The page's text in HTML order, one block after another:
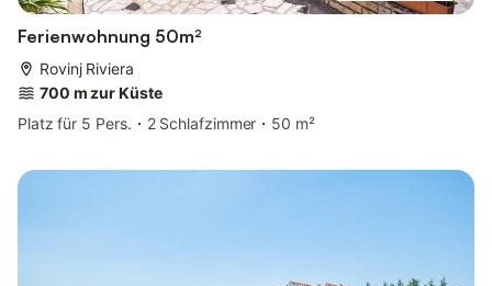
Ferienwohnung 50m²
Rovinj Riviera
700 m zur Küste
Platz für 5 Pers.
2 Schlafzimmer 50 m²